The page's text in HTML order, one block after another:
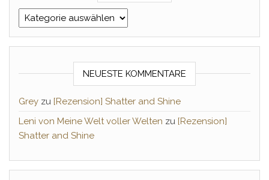
Kategorien
NEUESTE KOMMENTARE
Grey zu [Rezension] Shatter and Shine
Leni von Meine Welt voller Welten zu [Rezension]
Shatter and Shine